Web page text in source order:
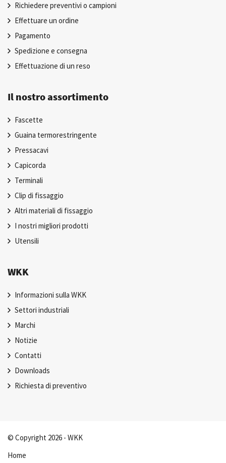
Richiedere preventivi o campioni
Effettuare un ordine
Pagamento
Spedizione e consegna
Effettuazione di un reso
Il nostro assortimento
Fascette
Guaina termorestringente
Pressacavi
Capicorda
Terminali
Clip di fissaggio
Altri materiali di fissaggio
I nostri migliori prodotti
Utensili
WKK
Informazioni sulla WKK
Settori industriali
Marchi
Notizie
Contatti
Downloads
Richiesta di preventivo
© Copyright 2026 - WKK
Home